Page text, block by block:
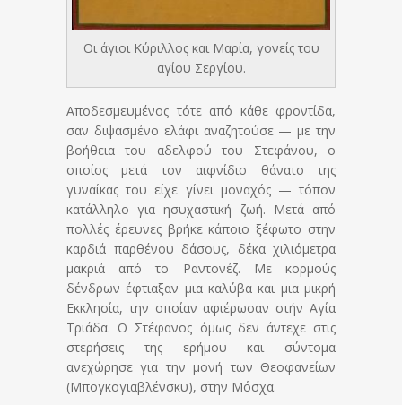
Οι άγιοι Κύριλλος και Μαρία, γονείς του
αγίου Σεργίου.
Αποδεσμευμένος τότε από κάθε φροντίδα,
σαν διψασμένο ελάφι αναζητούσε — με την
βοήθεια του αδελφού του Στεφάνου, ο
οποίος μετά τον αιφνίδιο θάνατο της
γυναίκας του είχε γίνει μοναχός — τόπον
κατάλληλο για ησυχαστική ζωή. Μετά από
πολλές έρευνες βρήκε κάποιο ξέφωτο στην
καρδιά παρθένου δάσους, δέκα χιλιόμετρα
μακριά από το Ραντονέζ. Με κορμούς
δένδρων έφτιαξαν μια καλύβα και μια μικρή
Εκκλησία, την οποίαν αφιέρωσαν στήν Αγία
Τριάδα. Ο Στέφανος όμως δεν άντεχε στις
στερήσεις της ερήμου και σύντομα
ανεχώρησε για την μονή των Θεοφανείων
(Μπογκογιαβλένσκυ), στην Μόσχα.